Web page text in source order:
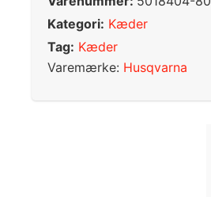
Kategori: Kæder
Tag: Kæder
Varemærke: Husqvarna